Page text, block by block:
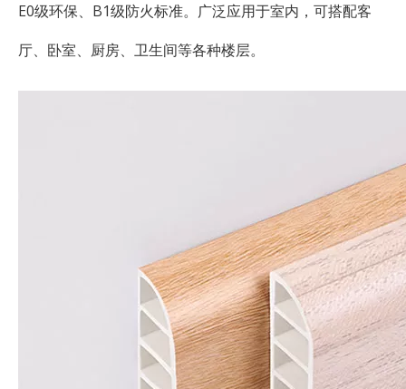
E0级环保、B1级防火标准。广泛应用于室内，可搭配客
厅、卧室、厨房、卫生间等各种楼层。